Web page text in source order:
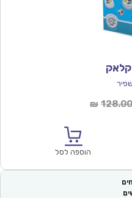
₪ 128.00
הוספה לסל